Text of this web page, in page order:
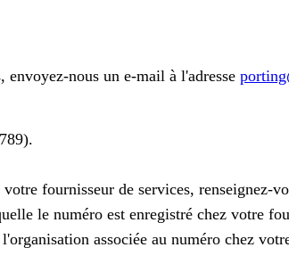
envoyez-nous un e-mail à l'adresse
fournisseur de services, renseignez-
le numéro est enregistré chez votre
associée au numéro chez